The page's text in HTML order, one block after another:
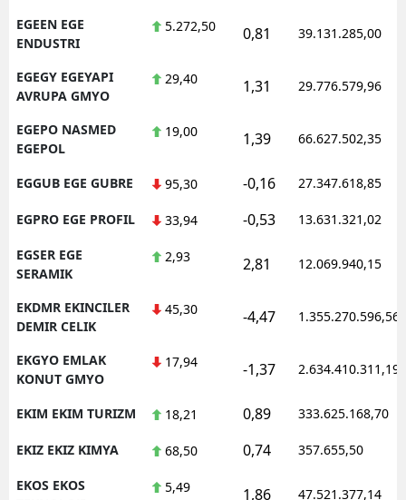
EGEEN EGE
ENDUSTRI
5.272,50 0,81 39.131.285,00
EGEGY EGEYAPI
AVRUPA GMYO
29,40 1,31 29.776.579,96
EGEPO NASMED
EGEPOL
19,00 1,39 66.627.502,35
EGGUB EGE GUBRE 95,30 -0,16 27.347.618,85
EGPRO EGE PROFIL 33,94 -0,53 13.631.321,02
EGSER EGE
SERAMIK
2,93 2,81 12.069.940,15
EKDMR EKINCILER
DEMIR CELIK
45,30 -4,47 1.355.270.596,56
EKGYO EMLAK
KONUT GMYO
17,94 -1,37 2.634.410.311,19
EKIM EKIM TURIZM 18,21 0,89 333.625.168,70
EKIZ EKIZ KIMYA 68,50 0,74 357.655,50
EKOS EKOS
5,49 1,86 47.521.377,14